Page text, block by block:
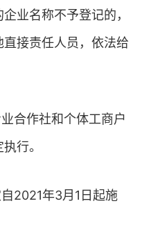
业名称不予登记的，
接责任人员，依法给
作社和个体工商户
行。
年3月1日起施